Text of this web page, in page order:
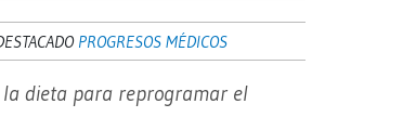
PROGRESOS MÉDICOS
dieta para reprogramar el